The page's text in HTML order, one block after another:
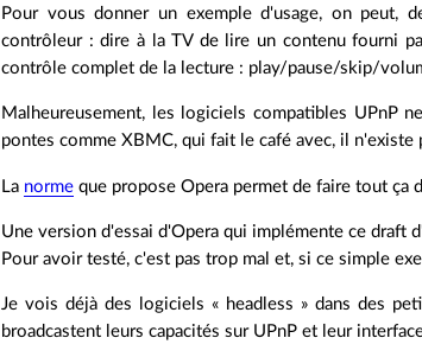
Pour vous donner un exemple d'usage, on peut,
contrôleur : dire à la TV de lire un contenu fourni
contrôle complet de la lecture : play/pause/skip/
Malheureusement, les logiciels compatibles UPnP
pontes comme XBMC, qui fait le café avec, il
La norme que propose Opera permet de faire tout ça
Une version d'essai d'Opera qui implémente ce draft
Pour avoir testé, c'est pas trop mal et, si ce simple
Je vois déjà des logiciels « headless » dans des
broadcastent leurs capacités sur UPnP et leur